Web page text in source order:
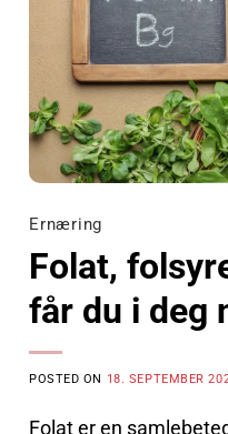
Ernæring
Folat,
får du i deg
POSTED ON 18. SEPTEMBER
Folat er en